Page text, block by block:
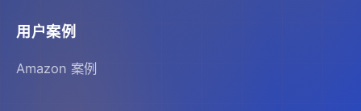
用户案例
Amazon 案例